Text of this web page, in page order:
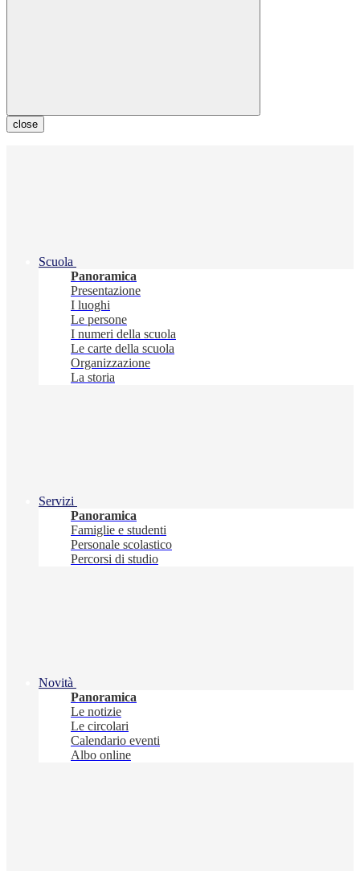
close
Scuola
Panoramica
Presentazione
I luoghi
Le persone
I numeri della scuola
Le carte della scuola
Organizzazione
La storia
Servizi
Panoramica
Famiglie e studenti
Personale scolastico
Percorsi di studio
Novità
Panoramica
Le notizie
Le circolari
Calendario eventi
Albo online